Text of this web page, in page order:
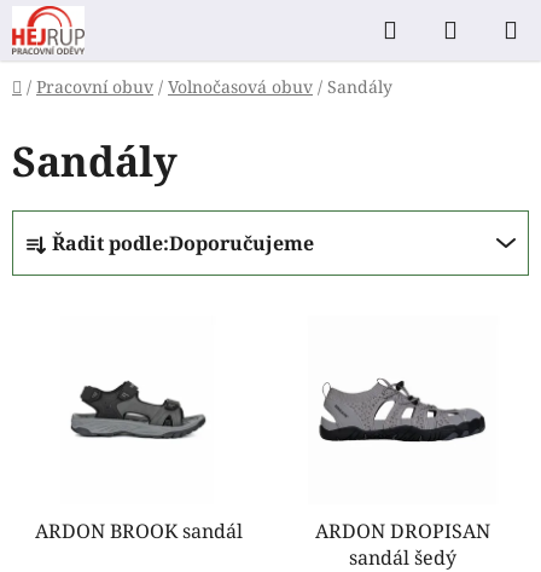
Přejít
na
obsah
Hledat
KOŠÍK
Domů
/ Pracovní obuv / Volnočasová obuv / Sandály
Sandály
Ř
a
z
Řadit podle:Doporučujeme
ARDON BROOK sandál
ARDON DROPISAN
sandál šedý